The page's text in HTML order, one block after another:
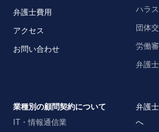
弁護士費用
アクセス
お問い合わせ
ハラ
団体
労働
弁護
業種別の顧問契約について
IT・情報通信業
弁護
へ